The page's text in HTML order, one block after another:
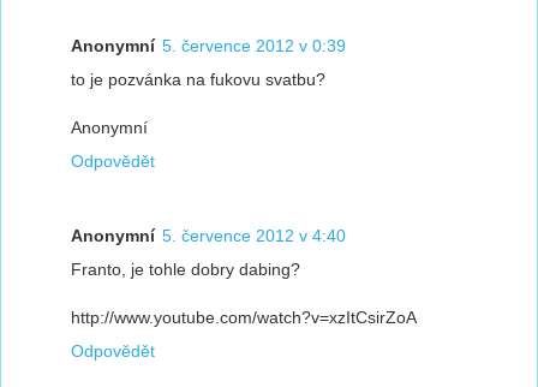
Anonymní 5. července 2012 v 0:39
to je pozvánka na fukovu svatbu?
Anonymní
Odpovědět
Anonymní 5. července 2012 v 4:40
Franto, je tohle dobry dabing?
http://www.youtube.com/watch?v=xzItCsirZoA
Odpovědět